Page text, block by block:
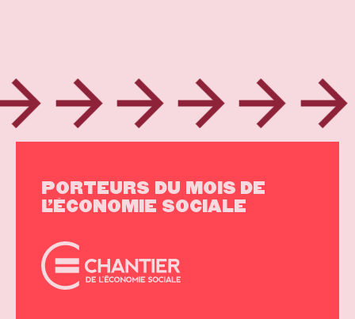
PORTEURS DU MOIS DE
L’ÉCONOMIE SOCIALE